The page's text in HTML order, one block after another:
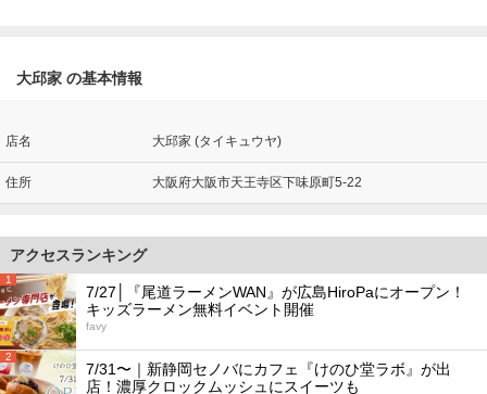
大邱家 の基本情報
店名 大邱家 (タイキュウヤ)
住所 大阪府大阪市天王寺区下味原町5-22
アクセスランキング
1
7/27│『尾道ラーメンWAN』が広島HiroPaにオープン！
キッズラーメン無料イベント開催
favy
2
7/31〜｜新静岡セノバにカフェ『けのひ堂ラボ』が出
店！濃厚クロックムッシュにスイーツも